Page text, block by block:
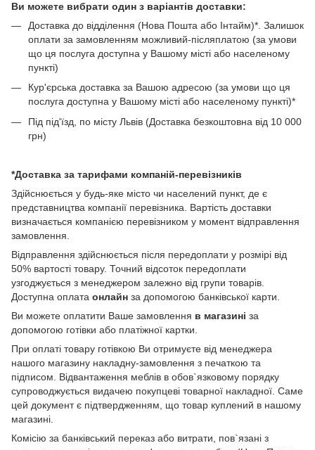
Ви можете вибрати один з варіантів доставки:
Доставка до відділення (Нова Пошта або Інтайм)*. Залишок
оплати за замовленням можливий-післяплатою (за умови
що ця послуга доступна у Вашому місті або населеному
пункті)
Кур'єрська доставка за Вашою адресою (за умови що ця
послуга доступна у Вашому місті або населеному пункті)*
Під під'їзд, по місту Львів (Доставка безкоштовна від 10 000
грн)
*Доставка за тарифами компаній-перевізників
Здійснюється у будь-яке місто чи населений пункт, де є
представництва компанії перевізника. Вартість доставки
визначається компанією перевізником у момент відправлення
замовлення.
Відправлення здійснюється після передоплати у розмірі від
50% вартості товару. Точний відсоток передоплати
узгоджується з менеджером залежно від групи товарів.
Доступна оплата онлайн за допомогою банківської карти.
Ви можете оплатити Ваше замовлення в магазині за
допомогою готівки або платіжної картки.
При оплаті товару готівкою Ви отримуєте від менеджера
нашого магазину накладну-замовлення з печаткою та
підписом. Відвантаження меблів в обов`язковому порядку
супроводжується видачею покупцеві товарної накладної. Саме
цей документ є підтвердженням, що товар куплений в нашому
магазині.
Комісію за банківський переказ або витрати, пов`язані з